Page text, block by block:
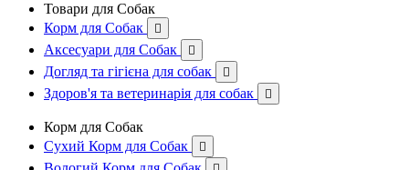
Товари для Собак
Корм для Собак

Аксесуари для Собак 
Догляд та гігієна для собак 
Здоров'я та ветеринарія для собак 
Корм для Собак
Сухий Корм для Собак
